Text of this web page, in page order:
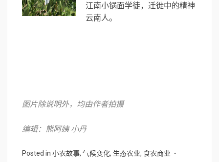
江南小锅面学徒，迁徙中的精神
云南人。
图片除说明外，均由作者拍摄
编辑：熊阿姨 小丹
Posted in 小农故事, 气候变化, 生态农业, 食农商业